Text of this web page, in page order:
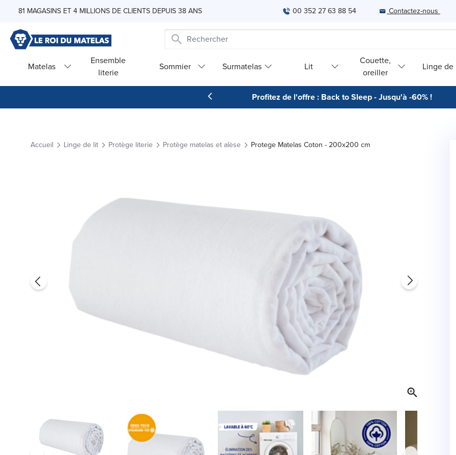
Skip to Content
81 MAGASINS ET 4 MILLIONS DE CLIENTS DEPUIS 38 ANS 00 352 27 63 88 54 Contactez-nous
Matelas
Ensemble
literie
Sommier Surmatelas Lit
Couette,
oreiller
Linge de
Profitez de l'offre : Back to Sleep - Jusqu'à -60% !
Accueil Linge de lit Protège literie Protège matelas et alèse Protege Matelas Coton - 200x200 cm